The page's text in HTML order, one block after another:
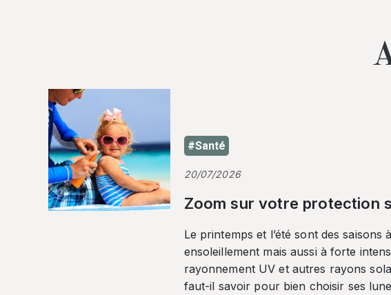
#Santé
20/07/2026
Zoom sur votre protection
Le printemps et l’été sont des saisons
ensoleillement mais aussi à forte
rayonnement UV et autres rayons
faut-il savoir pour bien choisir ses